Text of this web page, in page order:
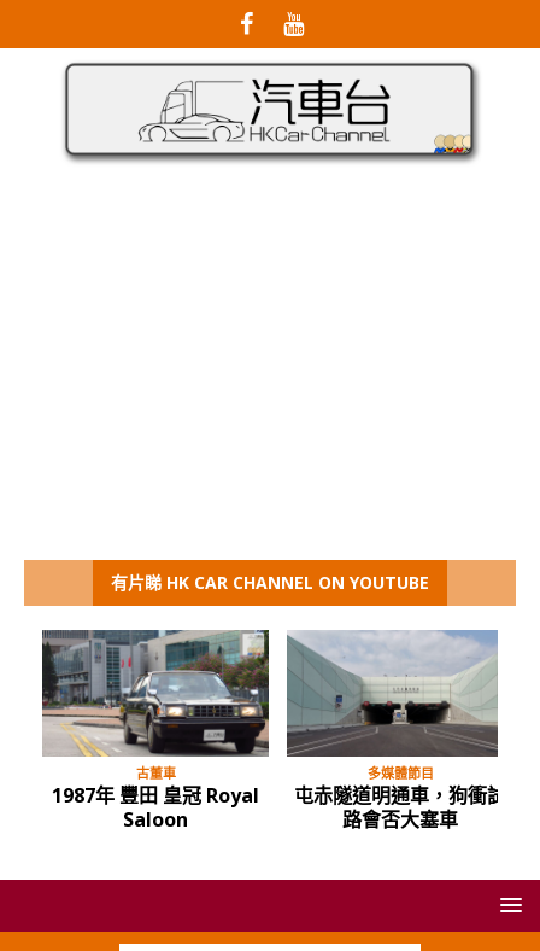
有片睇 HK CAR CHANNEL ON YOUTUBE
多媒體節目
油麻地停車場 告別前夕 與
你最後一遊
多媒體節目
屯赤隧道通車，試路評
價……